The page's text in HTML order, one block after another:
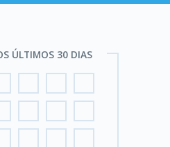
ÚLTIMOS 30 DIAS